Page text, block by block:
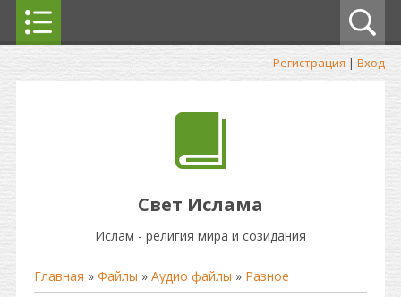
Регистрация | Вход
Свет Ислама
Ислам - религия мира и созидания
Главная » Файлы » Аудио файлы » Разное